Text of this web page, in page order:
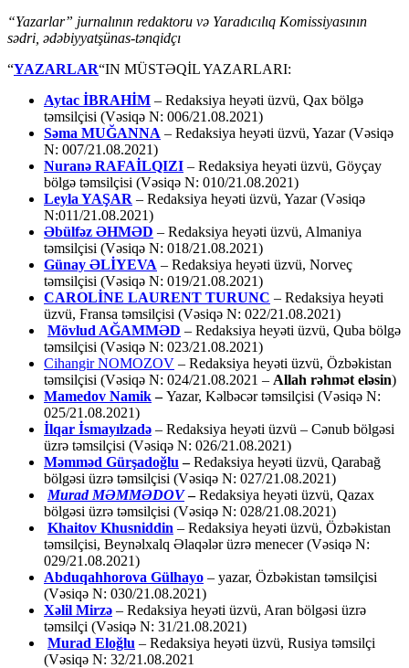
“Yazarlar” jurnalının redaktoru və Yaradıcılıq Komissiyasının
sədri, ədəbiyyatşünas-tənqidçı
“YAZARLAR“IN MÜSTƏQİL YAZARLARI:
Aytac İBRAHİM – Redaksiya heyəti üzvü, Qax bölgə
təmsilçisi (Vəsiqə N: 006/21.08.2021)
Səma MUĞANNA – Redaksiya heyəti üzvü, Yazar (Vəsiqə
N: 007/21.08.2021)
Nuranə RAFAİLQIZI – Redaksiya heyəti üzvü, Göyçay
bölgə təmsilçisi (Vəsiqə N: 010/21.08.2021)
Leyla YAŞAR – Redaksiya heyəti üzvü, Yazar (Vəsiqə
N:011/21.08.2021)
Əbülfəz ƏHMƏD – Redaksiya heyəti üzvü, Almaniya
təmsilçisi (Vəsiqə N: 018/21.08.2021)
Günay ƏLİYEVA – Redaksiya heyəti üzvü, Norveç
təmsilçisi (Vəsiqə N: 019/21.08.2021)
CAROLİNE LAURENT TURUNC – Redaksiya heyəti
üzvü, Fransa təmsilçisi (Vəsiqə N: 022/21.08.2021)
Mövlud AĞAMMƏD – Redaksiya heyəti üzvü, Quba bölgə
təmsilçisi (Vəsiqə N: 023/21.08.2021)
Cihangir NOMOZOV – Redaksiya heyəti üzvü, Özbəkistan
təmsilçisi (Vəsiqə N: 024/21.08.2021 – Allah rəhmət eləsin)
Mamedov Namik–Yazar, Kəlbəcər təmsilçisi (Vəsiqə N:
025/21.08.2021)
İlqar İsmayılzadə – Redaksiya heyəti üzvü – Cənub bölgəsi
üzrə təmsilçisi (Vəsiqə N: 026/21.08.2021)
Məmməd Gürşadoğlu –Redaksiya heyəti üzvü, Qarabağ
bölgəsi üzrə təmsilçisi (Vəsiqə N: 027/21.08.2021)
Murad MƏMMƏDOV –Redaksiya heyəti üzvü, Qazax
bölgəsi üzrə təmsilçisi (Vəsiqə N: 028/21.08.2021)
Khaitov Khusniddin – Redaksiya heyəti üzvü, Özbəkistan
təmsilçisi, Beynəlxalq Əlaqələr üzrə menecer (Vəsiqə N:
029/21.08.2021)
Abduqahhorova Gülhayo – yazar, Özbəkistan təmsilçisi
(Vəsiqə N: 030/21.08.2021)
Xəlil Mirzə – Redaksiya heyəti üzvü, Aran bölgəsi üzrə
təmsilçi (Vəsiqə N: 31/21.08.2021)
Murad Eloğlu – Redaksiya heyəti üzvü, Rusiya təmsilçi
(Vəsiqə N: 32/21.08.2021